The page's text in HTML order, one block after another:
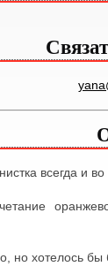
всегда и во
но хотелось бы